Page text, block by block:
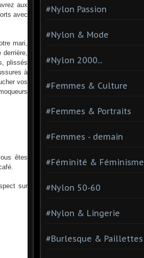
aux
avec
mari,
plissés
à
vos
êtes
sur
#Nylon Passion
#Nylon & Mode
#Nylon 2000...
#Femmes & Culture
#Femmes & Portraits
#Femmes - demain
#Féminité & Féminisme
#Nylon 50-60
#Nylon & Lingerie
#Burlesque & Paillettes